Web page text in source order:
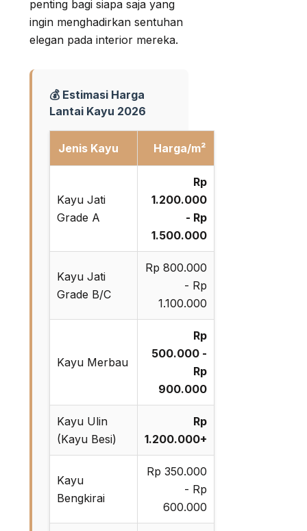
penting bagi siapa saja yang
ingin menghadirkan sentuhan
elegan pada interior mereka.
💰 Estimasi Harga
Lantai Kayu 2026
Jenis Kayu Harga/m²
Kayu Jati
Grade A
Rp
1.200.000
- Rp
1.500.000
Kayu Jati
Grade B/C
Rp 800.000
- Rp
1.100.000
Kayu Merbau
Rp
500.000 -
Rp
900.000
Kayu Ulin
(Kayu Besi)
Rp
1.200.000+
Kayu
Bengkirai
Rp 350.000
- Rp
600.000